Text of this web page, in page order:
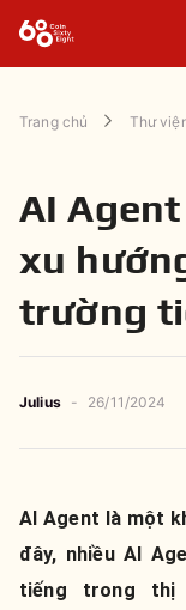
Trang chủ Thư
AI
xu
trường
Julius - 26/11/2024
AI Agent là một
đây, nhiều AI
tiếng trong thị